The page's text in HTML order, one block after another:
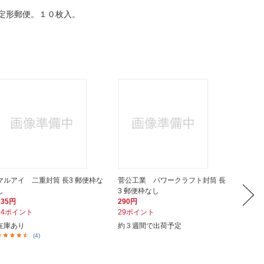
郵便。１０枚入。
ルアイ 二重封筒 長3 郵便枠な
円
ポイント
庫あり
(4)
菅公工業 パワークラフト封筒 長
3 郵便枠なし
290円
29ポイント
約３週間で出荷予定
し 13N
139円